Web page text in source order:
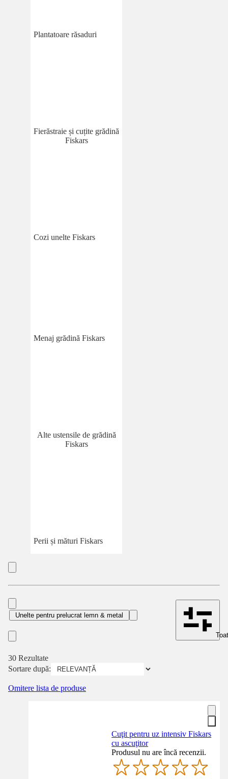
Plantatoare răsaduri
Fierăstraie și cuțite grădină
Fiskars
Cozi unelte Fiskars
Menaj grădină Fiskars
Alte ustensile de grădină
Fiskars
Perii și mături Fiskars
Unelte pentru prelucrat lemn & metal
30 Rezultate
Sortare după:
Omitere lista de produse
Cuţit pentru uz intensiv Fiskars
cu ascuţitor
Produsul nu are încă recenzii.